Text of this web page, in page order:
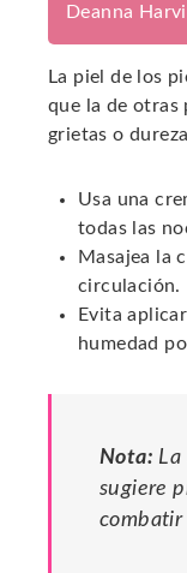
Deanna
La piel de los
que la de otras
grietas o
Usa una
todas las
Masajea la
circulación.
Evita
humedad
Nota: La
sugiere
combatir